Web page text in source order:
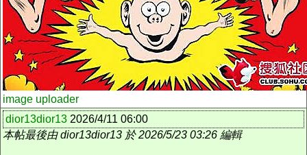
image uploader
dior13dior13 2026/4/11 06:00
本帖最後由 dior13dior13 於 2026/5/23 03:26 編輯